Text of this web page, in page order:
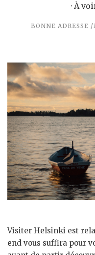
· À
BONNE ADRESSE
Visiter Helsinki est
end vous suffira pour